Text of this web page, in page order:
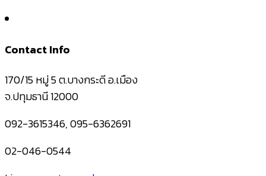
Contact Info
170/15 หมู่ 5 ต.บางกระดี อ.เมือง
จ.ปทุมธานี 12000
092-3615346, 095-6362691
02-046-0544